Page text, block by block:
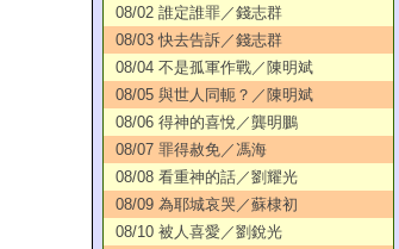
08/02 誰定誰罪／錢志群
08/03 快去告訴／錢志群
08/04 不是孤軍作戰／陳明斌
08/05 與世人同軛？／陳明斌
08/06 得神的喜悅／龔明鵬
08/07 罪得赦免／馮海
08/08 看重神的話／劉耀光
08/09 為耶城哀哭／蘇棣初
08/10 被人喜愛／劉銳光